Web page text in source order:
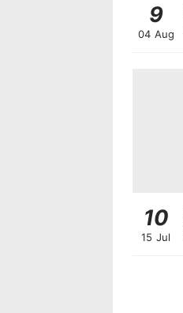
9
04 Aug
10
15 Jul